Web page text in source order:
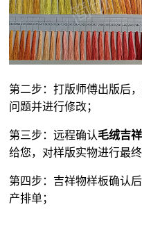
第二步：打版师傅出版后
问题并进行修改；
第三步：远程确认毛绒吉
给您，对样版实物进行最终
第四步：吉祥物样板确认
产排单；